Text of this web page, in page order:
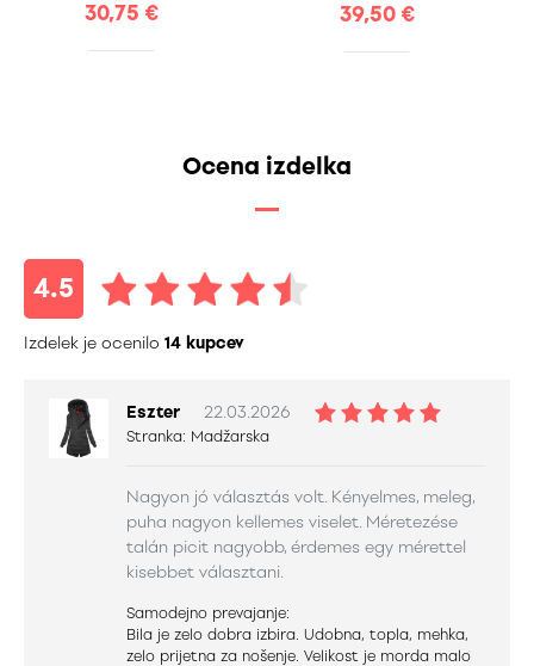
30,75 € 39,50 €
Ocena izdelka
4.5
Izdelek je ocenilo 14 kupcev
Eszter 22.03.2026
Stranka: Madžarska
Nagyon jó választás volt. Kényelmes, meleg,
puha nagyon kellemes viselet. Méretezése
talán picit nagyobb, érdemes egy mérettel
kisebbet választani.
Samodejno prevajanje:
Bila je zelo dobra izbira. Udobna, topla, mehka,
zelo prijetna za nošenje. Velikost je morda malo